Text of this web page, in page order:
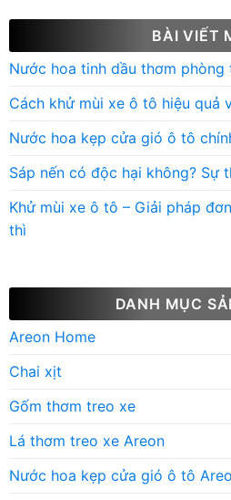
BÀI VIẾT
Nước hoa tinh dầu thơm phòng
Cách khử mùi xe ô tô hiệu quả
Nước hoa kẹp cửa gió ô tô
Sáp nến có độc hại không? Sự
Khử mùi xe ô tô – Giải pháp
thì
DANH MỤC
Areon Home
Chai xịt
Gốm thơm treo xe
Lá thơm treo xe Areon
Nước hoa kẹp cửa gió ô tô